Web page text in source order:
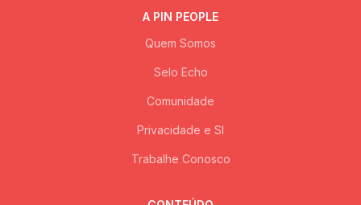
A PIN PEOPLE
Quem Somos
Selo Echo
Comunidade
Privacidade e SI
Trabalhe Conosco